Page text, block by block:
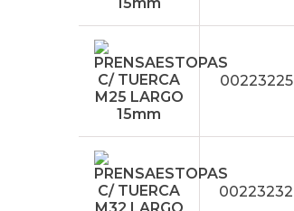
00223225
00223232